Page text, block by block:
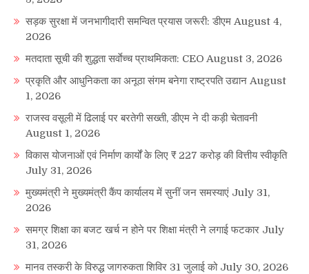
सड़क सुरक्षा में जनभागीदारी समन्वित प्रयास जरूरी: डीएम August 4,
2026
मतदाता सूची की शुद्धता सर्वाेच्च प्राथमिकता: CEO August 3, 2026
प्रकृति और आधुनिकता का अनूठा संगम बनेगा राष्ट्रपति उद्यान August
1, 2026
राजस्व वसूली में ढिलाई पर बरतेगी सख्ती, डीएम ने दी कड़ी चेतावनी
August 1, 2026
विकास योजनाओं एवं निर्माण कार्यों के लिए ₹ 227 करोड़ की वित्तीय स्वीकृति
July 31, 2026
मुख्यमंत्री ने मुख्यमंत्री कैंप कार्यालय में सुनीं जन समस्याएं July 31,
2026
समग्र शिक्षा का बजट खर्च न होने पर शिक्षा मंत्री ने लगाई फटकार July
31, 2026
मानव तस्करी के विरुद्ध जागरुकता शिविर 31 जुलाई को July 30, 2026